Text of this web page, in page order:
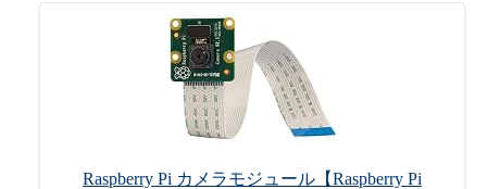
Raspberry Pi カメラモジュール【Raspberry Pi